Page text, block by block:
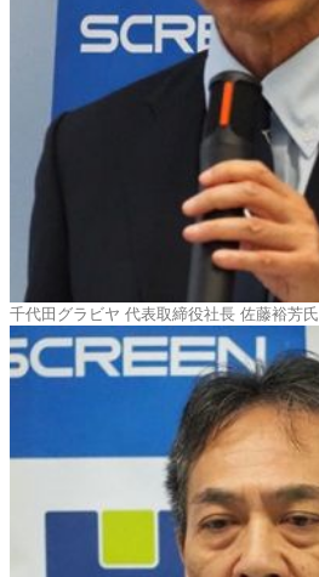
千代田グラビヤ 代表取締役社長 佐藤裕芳氏